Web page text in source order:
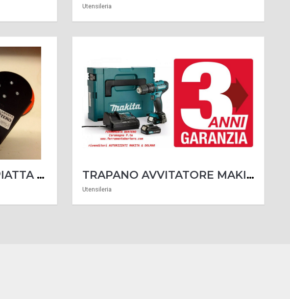
Utensileria
GIMAR LEVIGATRICE PIATTA ULTRA SOTTILE SOLO 13 MM SPESSORE + CINGHIA OMAGGIO TRAPANO AVVITATORE MAKITA 12V MAX 28 NM DF333DSAJ CON 2 BATTERIE 12V +VALIGIA
Utensileria